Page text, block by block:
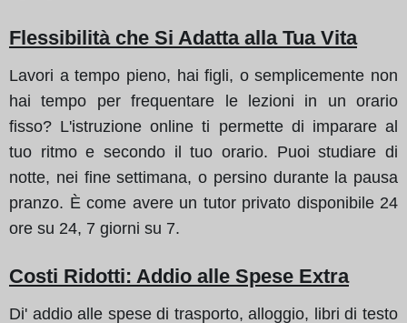
Flessibilità che Si Adatta alla Tua Vita
Lavori a tempo pieno, hai figli, o semplicemente non
hai tempo per frequentare le lezioni in un orario
fisso? L'istruzione online ti permette di imparare al
tuo ritmo e secondo il tuo orario. Puoi studiare di
notte, nei fine settimana, o persino durante la pausa
pranzo. È come avere un tutor privato disponibile 24
ore su 24, 7 giorni su 7.
Costi Ridotti: Addio alle Spese Extra
Di' addio alle spese di trasporto, alloggio, libri di testo